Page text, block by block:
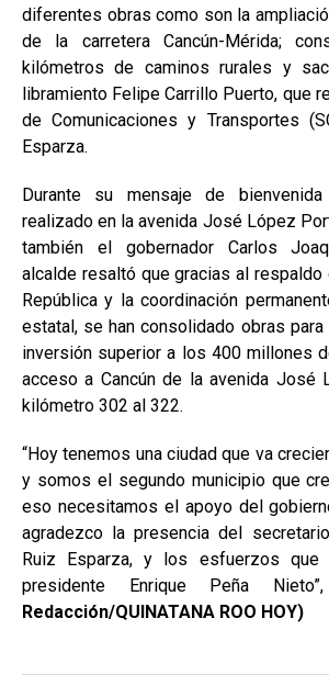
diferentes obras como son la
de la carretera Cancún-Mérida;
kilómetros de caminos rurales y
libramiento Felipe Carrillo Puerto, que
de Comunicaciones y Transportes
Esparza.
Durante su mensaje de
realizado en la avenida José López
también el gobernador Carlos
alcalde resaltó que gracias al respaldo
República y la coordinación
estatal, se han consolidado obras
inversión superior a los 400 millones
acceso a Cancún de la avenida José
kilómetro 302 al 322.
“Hoy tenemos una ciudad que va
y somos el segundo municipio que
eso necesitamos el apoyo del
agradezco la presencia del
Ruiz Esparza, y los esfuerzos que
presidente Enrique Peña
Redacción/QUINATANA ROO HOY)